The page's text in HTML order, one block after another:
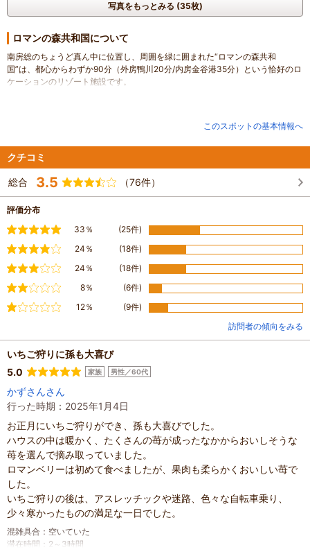
写真をもっとみる (35枚)
ロマンの森共和国について
南房総のちょうど真ん中に位置し、周囲を緑に囲まれた“ロマンの森共和
国”は、都心からわずか90分（外房鴨川20分/内房金谷港35分）という恰好のロ
ケーションのリゾート施設です。
路」「釣り堀」「エアースライダー」「パターゴルフ」「グラウンドゴルフ
場」といった家族で楽しめるアトラクション施設が満載です。
1月～4月はいちご狩り。6月はホタル観賞。等々季節に応じて様々なイベント
を体験・体感していただけます。
またオートキャンプやキャンピングロッジ、コテージ等の宿泊施設もありま
す。
このスポットの基本情報へ
クチコミ
総合 3.5 （76件）
評価分布
満足33％ (25件)
やや満足
24％ (18件)
普通24％ (18件)
やや不満
8％ (6件)
不満12％
(9件)
訪問者の傾向をみる
いちご狩りに孫も大喜び
5.0
家族 男性／60代
かずさんさん
行った時期：2025年1月4日
お正月にいちご狩りができ、孫も大喜びでした。
ハウスの中は暖かく、たくさんの苺が成ったなかからおいしそうな
苺を選んで摘み取っていました。
ロマンベリーは初めて食べましたが、果肉も柔らかくおいしい苺で
した。
いちご狩りの後は、アスレッチックや迷路、色々な自転車乗り、
少々寒かったものの満足な一日でした。
混雑具合 ： 空いていた
滞在時間 ： 2～3時間